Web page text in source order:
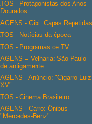
- Protagonistas dos Anos
Dourados
- Gibi: Capas Repetidas
- Notícias da época
- Programas de TV
= Velharia: São Paulo
de antigamente
- Anúncio: "Cigarro Luiz
XV"
- Cinema Brasileiro
- Carro: Ônibus
"Mercedes-Benz"